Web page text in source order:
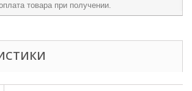
товара при получении.